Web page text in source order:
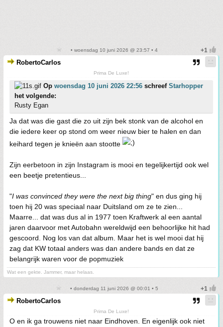
• woensdag 10 juni 2026 @ 23:57 • 4
RobertoCarlos
Prima De Luxe!
Op woensdag 10 juni 2026 22:56 schreef Starhopper
het volgende:
Rusty Egan
Ja dat was die gast die zo uit zijn bek stonk van de alcohol en
die iedere keer op stond om weer nieuw bier te halen en dan
keihard tegen je knieën aan stootte
Zijn eerbetoon in zijn Instagram is mooi en tegelijkertijd ook wel
een beetje pretentieus...
"I was convinced they were the next big thing" en dus ging hij
toen hij 20 was speciaal naar Duitsland om ze te zien...
Maarre... dat was dus al in 1977 toen Kraftwerk al een aantal
jaren daarvoor met Autobahn wereldwijd een behoorlijke hit had
gescoord. Nog los van dat album. Maar het is wel mooi dat hij
zag dat KW totaal anders was dan andere bands en dat ze
belangrijk waren voor de popmuziek
Wat een gekte. Jammer, maar helaas.
• donderdag 11 juni 2026 @ 00:01 • 5
RobertoCarlos
Prima De Luxe!
O en ik ga trouwens niet naar Eindhoven. En eigenlijk ook niet